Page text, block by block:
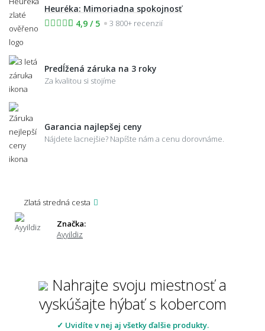
Heuréka: Mimoriadna spokojnosť
4,9 / 5
3 800+ recenzií
Predĺžená záruka na 3 roky
Za kvalitou si stojíme
Garancia najlepšej ceny
Nájdete lacnejšie? Napíšte nám a cenu dorovnáme.
Zlatá stredná cesta
Značka:
Ayyildiz
Nahrajte svoju miestnosť a
vyskúšajte hýbať s kobercom
✓ Uvidíte v nej aj všetky ďalšie produkty.